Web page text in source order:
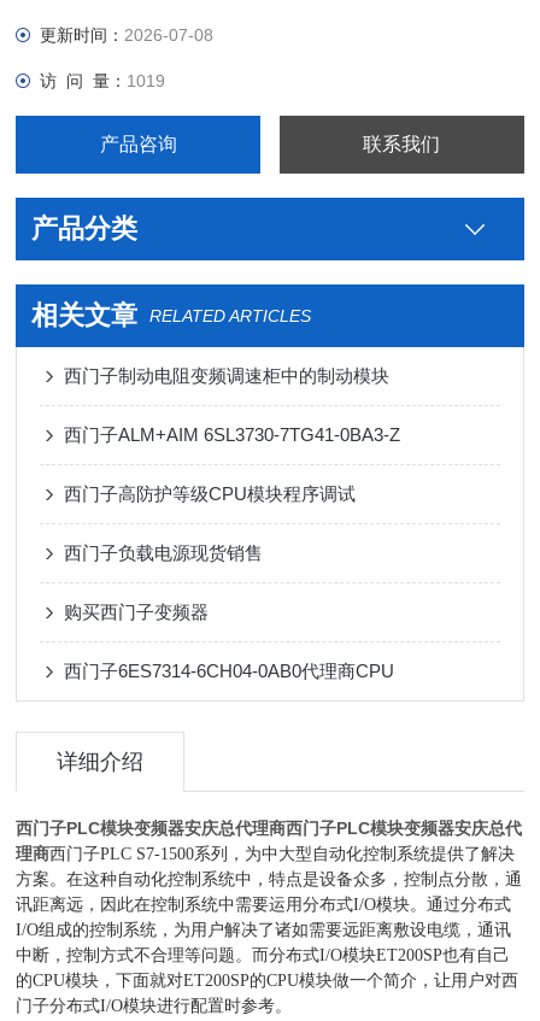
更新时间： 2026-07-08
访 问 量： 1019
产品咨询 联系我们
产品分类
相关文章 RELATED ARTICLES
西门子制动电阻变频调速柜中的制动模块
西门子ALM+AIM 6SL3730-7TG41-0BA3-Z
西门子高防护等级CPU模块程序调试
西门子负载电源现货销售
购买西门子变频器
西门子6ES7314-6CH04-0AB0代理商CPU
详细介绍
西门子PLC模块变频器安庆总代理商西门子PLC模块变频器安庆总代
理商西门子PLC S7-1500系列，为中大型自动化控制系统提供了解决
方案。在这种自动化控制系统中，特点是设备众多，控制点分散，通
讯距离远，因此在控制系统中需要运用分布式I/O模块。通过分布式
I/O组成的控制系统，为用户解决了诸如需要远距离敷设电缆，通讯
中断，控制方式不合理等问题。而分布式I/O模块ET200SP也有自己
的CPU模块，下面就对ET200SP的CPU模块做一个简介，让用户对西
门子分布式I/O模块进行配置时参考。